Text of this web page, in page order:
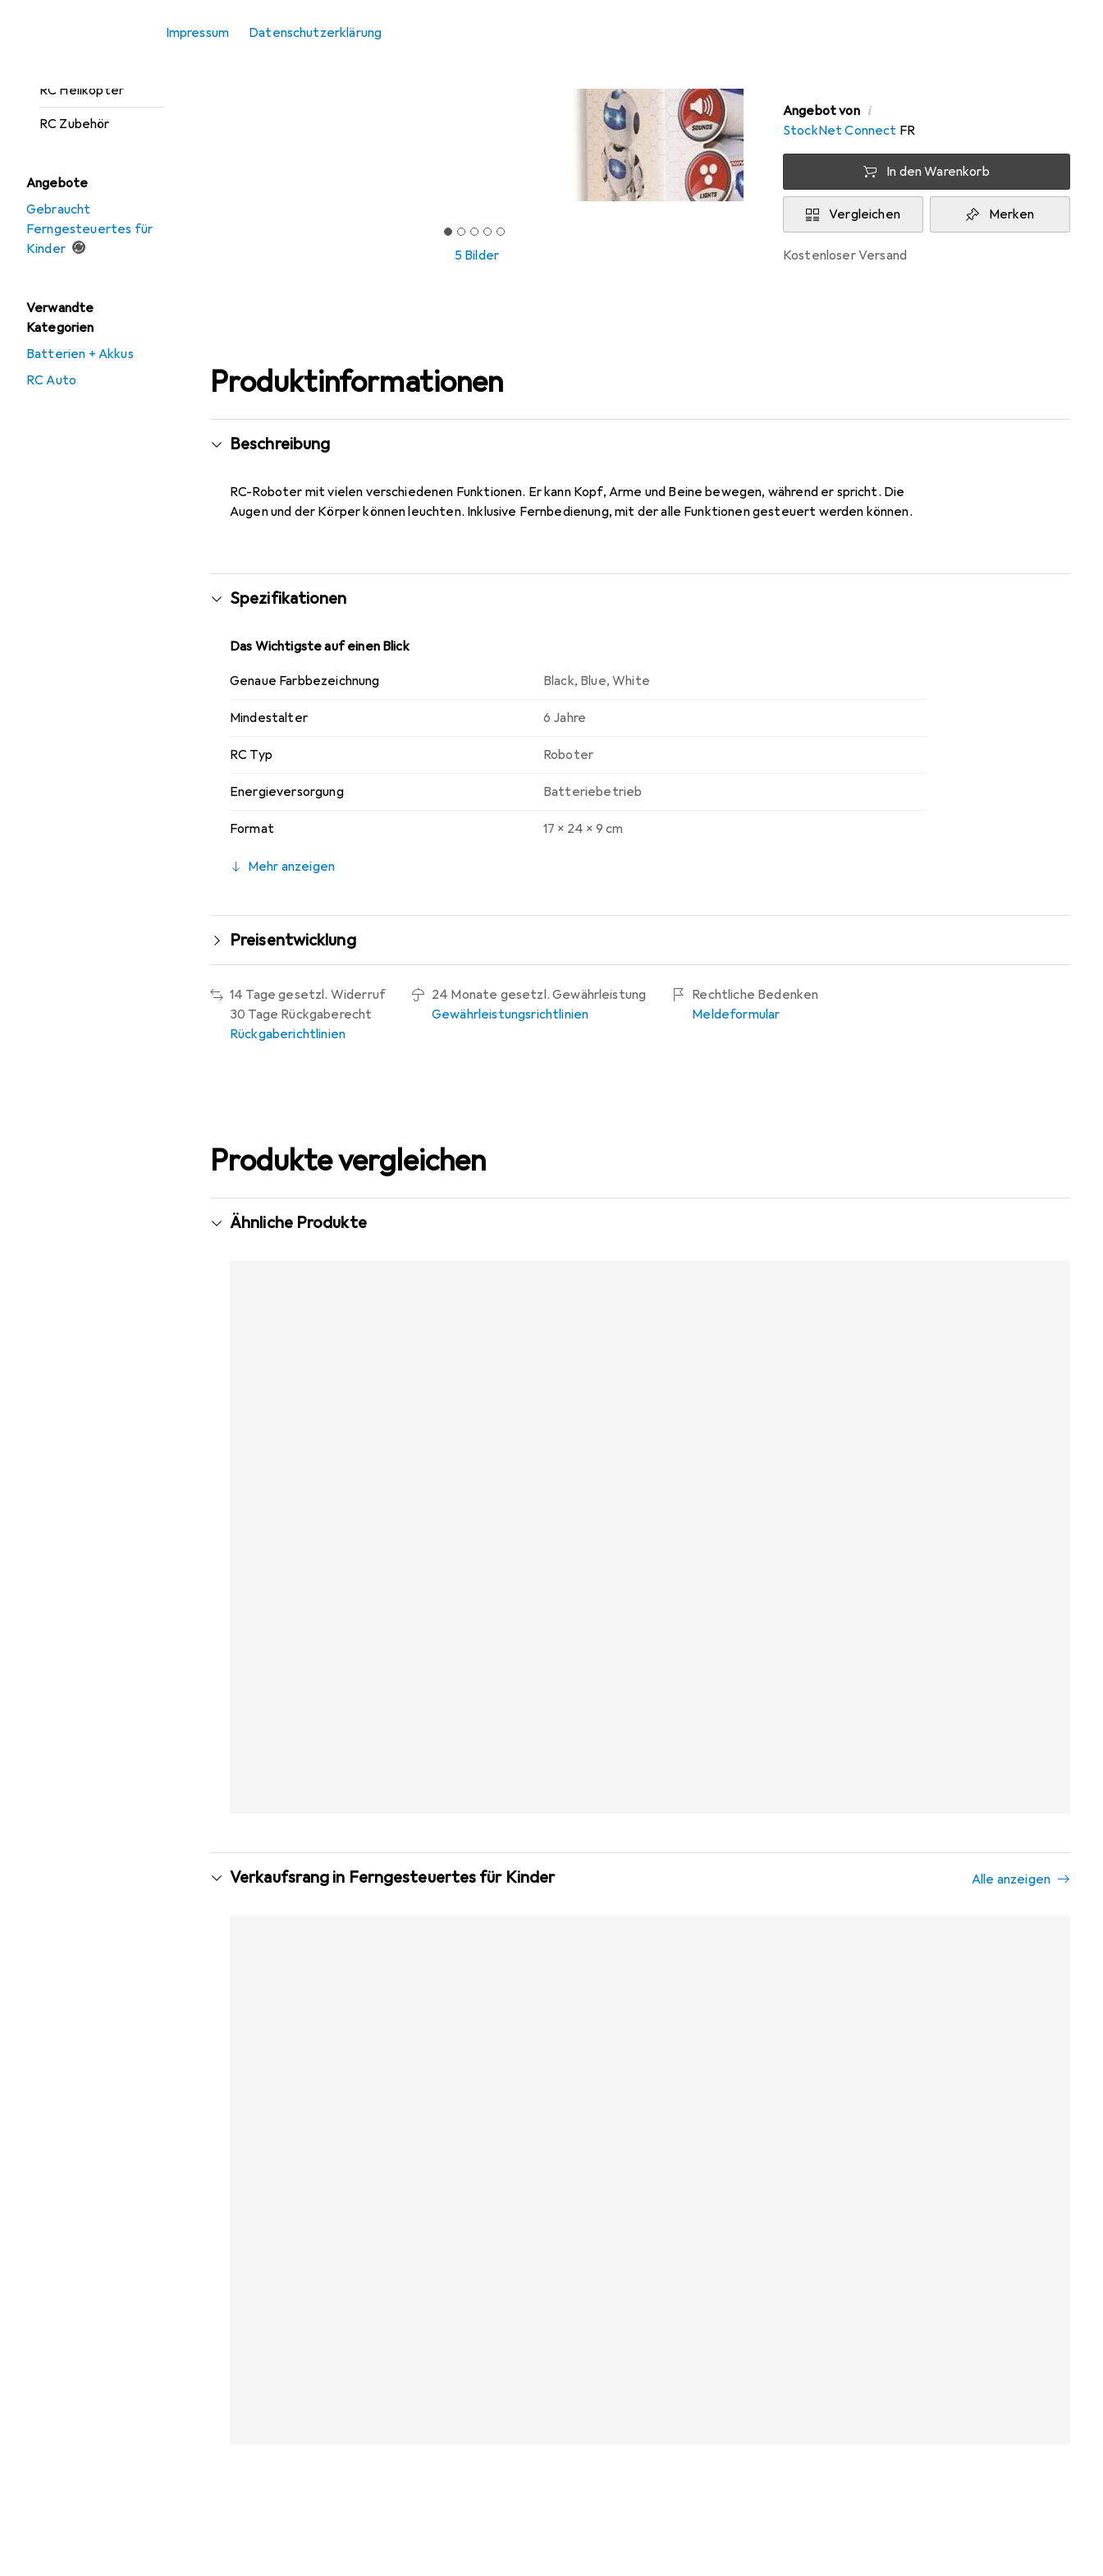
Impressum Datenschutzerklärung
RC Helikopter
RC Zubehör
Angebote
Gebraucht
Ferngesteuertes für
Kinder
Verwandte
Kategorien
Batterien + Akkus
RC Auto
5 Bilder
Angebot von i
StockNet Connect FR
In den Warenkorb
Vergleichen Merken
kostenloser Versand
Produktinformationen
Beschreibung
RC-Roboter mit vielen verschiedenen Funktionen. Er kann Kopf, Arme und Beine bewegen, während er spricht. Die
Augen und der Körper können leuchten. Inklusive Fernbedienung, mit der alle Funktionen gesteuert werden können.
Spezifikationen
Das Wichtigste auf einen Blick
Genaue Farbbezeichnung Black, Blue,White
Mindestalter 6 Jahre
RC Typ Roboter
Energieversorgung Batteriebetrieb
Format 17 x 24 x 9 cm
Mehr anzeigen
Preisentwicklung
14 Tage gesetzl. Widerruf
30 Tage Rückgaberecht
Rückgaberichtlinien
24 Monate gesetzl. Gewährleistung
Gewährleistungsrichtlinien
Rechtliche Bedenken
Meldeformular
Produkte vergleichen
Ähnliche Produkte
Verkaufsrang in Ferngesteuertes für Kinder Alle anzeigen